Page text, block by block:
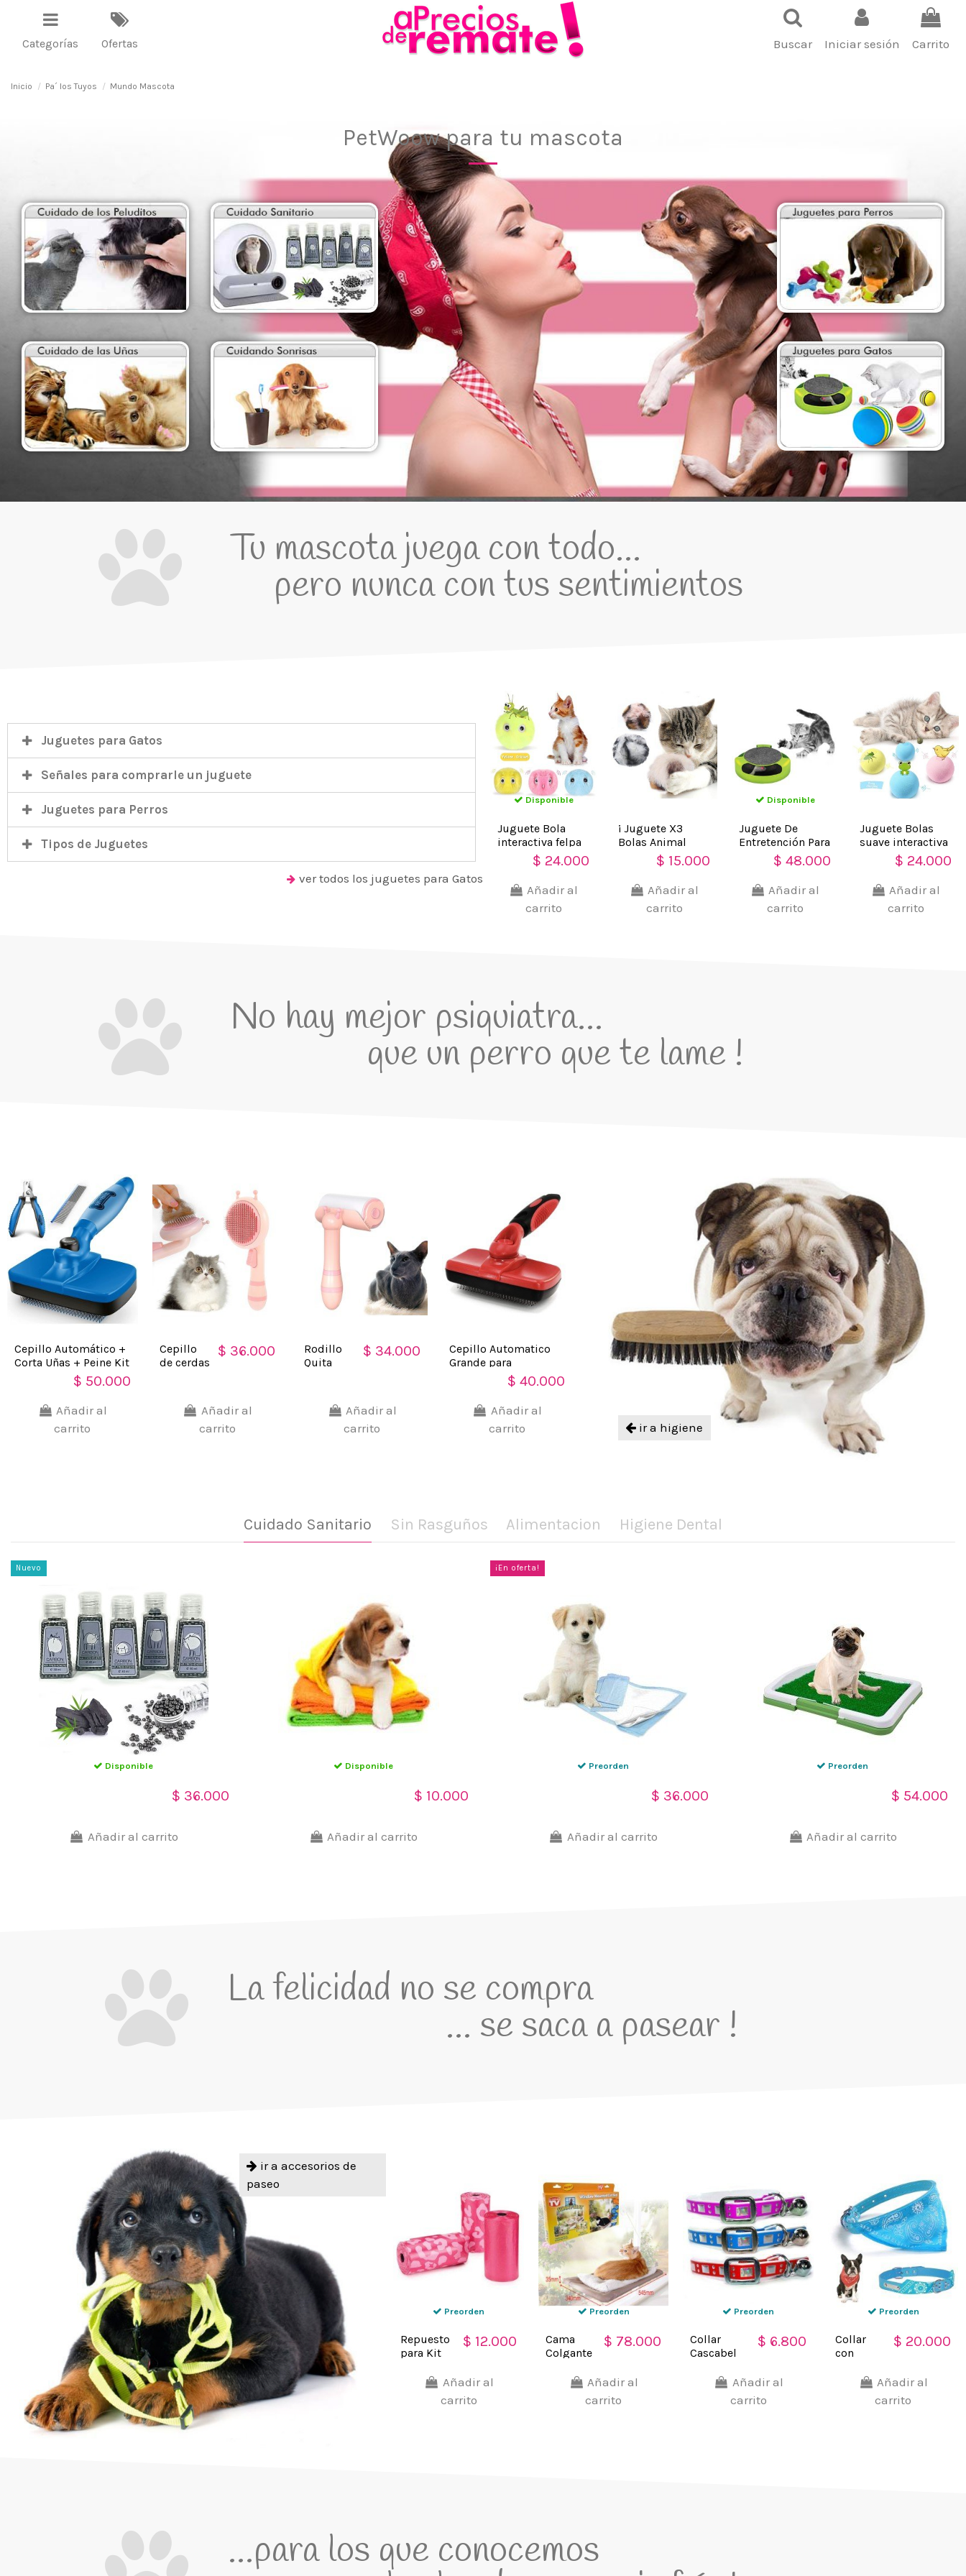
Categorías Ofertas Buscar Iniciar sesión Carrito
Inicio Pa´ los Tuyos Mundo Mascota
PetWoow para tu mascota
Tu mascota juega con todo...
pero nunca con tus sentimientos
Juguetes para Gatos
Señales para comprarle un juguete
Juguetes para Perros
Tipos de Juguetes
ver todos los juguetes para Gatos
Disponible
Juguete Bola
interactiva felpa
Sonido Mascota
$ 24.000
Añadir al
carrito
¡ Juguete X3
Bolas Animal
Print Mascota
Gatos Felpa !!
$ 15.000
Añadir al
carrito
Disponible
Juguete De
Entretención Para
Gatos divertido y
entretenedor
$ 48.000
Añadir al
carrito
Juguete Bolas
suave interactiva
con sonido
Mascota Gato
$ 24.000
Añadir al
carrito
No hay mejor psiquiatra...
que un perro que te lame !
Cepillo Automático +
Corta Uñas + Peine Kit
Limpieza Mascota
$ 50.000
Añadir al
carrito
Cepillo
de cerdas
Mascotas
$ 36.000
Añadir al
carrito
Rodillo
Quita
Mascotas
elimina
pelusa de
$ 34.000
Añadir al
carrito
Cepillo Automatico
Grande para
Mascotas, los pelos
se desprenden
automáticamente
$ 40.000
Añadir al
carrito
ir a higiene
Cuidado Sanitario Sin Rasguños Alimentacion Higiene Dental
Nuevo
Disponible
$ 36.000
Añadir al carrito
Disponible
$ 10.000
Añadir al carrito
¡En oferta!
Preorden
$ 36.000
Añadir al carrito
Preorden
$ 54.000
Añadir al carrito
La felicidad no se compra
... se saca a pasear !
ir a accesorios de
paseo
Preorden
Repuesto
para Kit
en forma
$ 12.000
Añadir al
carrito
Preorden
Cama
Colgante
Gatos
Seat ideal
$ 78.000
Añadir al
carrito
Preorden
Collar
Cascabel
mascotas
$ 6.800
Añadir al
carrito
Preorden
Collar
con
Medianas
$ 20.000
Añadir al
carrito
...para los que conocemos